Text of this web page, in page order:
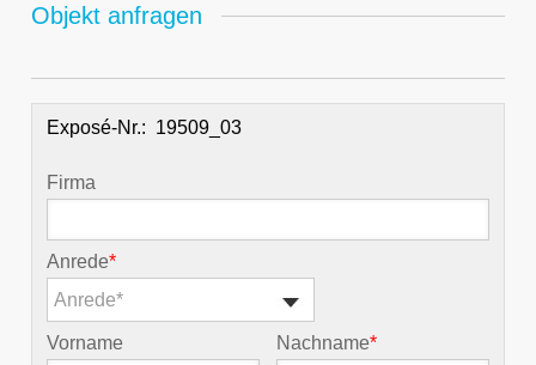
Objekt anfragen
Exposé-Nr.:
Firma
Anrede*
Anrede*
Vorname Nachname*